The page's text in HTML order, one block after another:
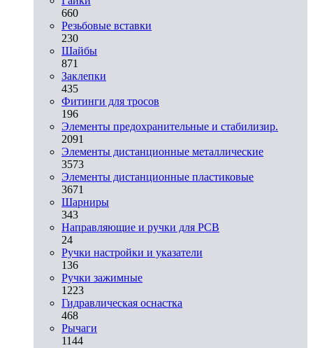
660
Резьбовые вставки
230
Шайбы
871
Заклепки
435
Фитинги для тросов
196
Элементы предохранительные и стабилизир.
2091
Элементы дистанционные металлические
3573
Элементы дистанционные пластиковые
3671
Шарниры
343
Направляющие и ручки для PCB
24
Ручки настройки и указатели
136
Ручки зажимные
1223
Гидравлическая оснастка
468
Рычаги
1144